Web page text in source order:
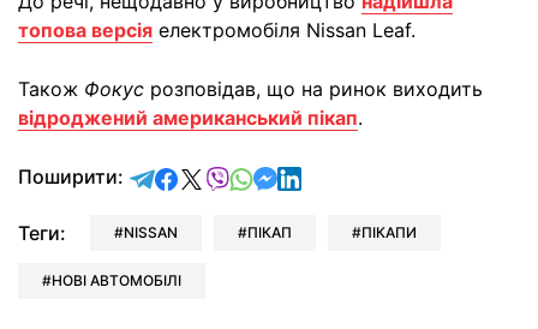
топова версія електромобіля Nissan Leaf.
Також Фокус розповідав, що на ринок виходить
відроджений американський пікап.
Поширити: відправити у Telegram
поділитись у Facebook
поділитись у X
відправити у Viber
відправити у Whatsapp
відправити у Messenger
відправити у LinkedIn
Теги: NISSAN ПІКАП ПІКАПИ
НОВІ АВТОМОБІЛІ